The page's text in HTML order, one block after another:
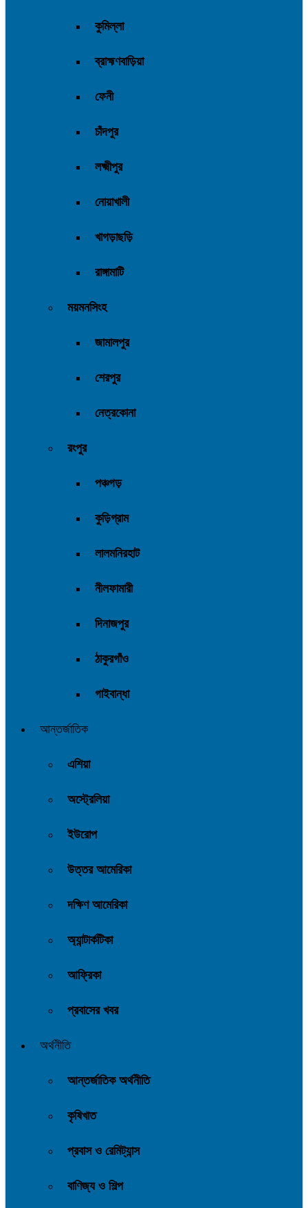
কুমিল্লা
ব্রাহ্মণবাড়িয়া
ফেনী
চাঁদপুর
লক্ষ্মীপুর
নোয়াখালী
খাগড়াছড়ি
রাঙ্গামাটি
ময়মনসিংহ
জামালপুর
শেরপুর
নেত্রকোনা
রংপুর
পঞ্চগড়
কুড়িগ্রাম
লালমনিরহাট
নীলফামারী
দিনাজপুর
ঠাকুরগাঁও
গাইবান্ধা
আন্তর্জাতিক
এশিয়া
অস্ট্রেলিয়া
ইউরোপ
উত্তর আমেরিকা
দক্ষিণ আমেরিকা
অ্যান্টার্কটিকা
আফ্রিকা
প্রবাসের খবর
অর্থনীতি
আন্তর্জাতিক অর্থনীতি
কৃষিখাত
প্রবাস ও রেমিট্যান্স
বাণিজ্য ও শিল্প